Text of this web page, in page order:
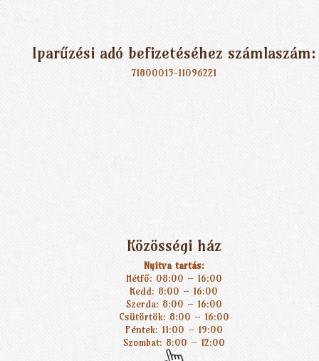
Iparűzési adó befizetéséhez számlaszám:
71800013-11096221
Közösségi ház
Nyitva tartás:
Hétfő: 08:00 – 16:00
Kedd: 8:00 – 16:00
Szerda: 8:00 – 16:00
Csütörtök: 8:00 – 16:00
Péntek: 11:00 – 19:00
Szombat: 8:00 – 12:00